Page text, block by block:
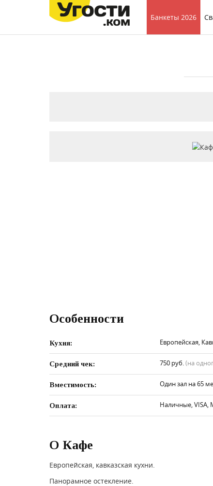
Банкеты 2026
Особенности
Кухня: Европейская,
Средний чек: 750 руб.(на
Вместимость: Один зал на 65
Оплата: Наличные, VISA,
О Кафе
Европейская, кавказская кухни.
Панорамное остекление.